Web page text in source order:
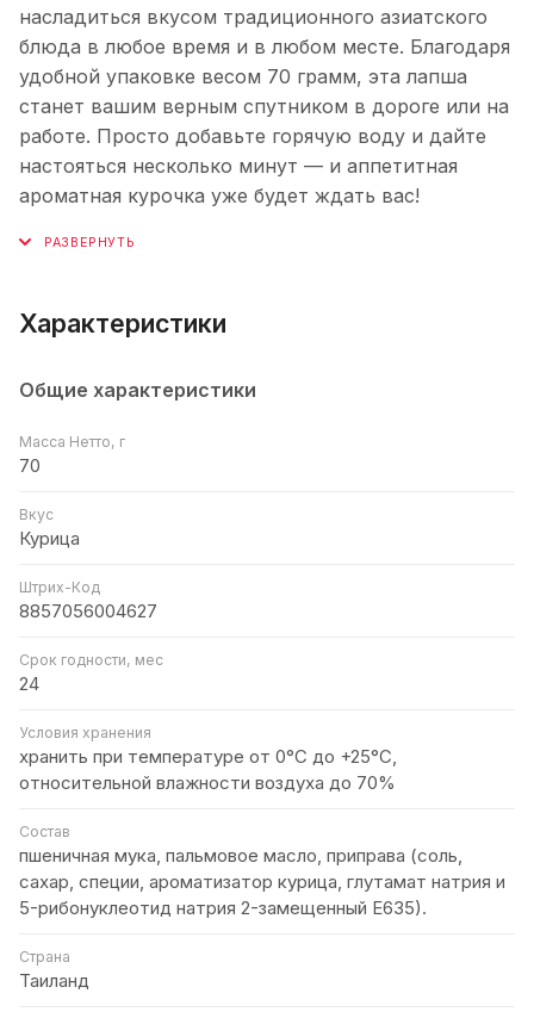
насладиться вкусом традиционного азиатского
блюда в любое время и в любом месте. Благодаря
удобной упаковке весом 70 грамм, эта лапша
станет вашим верным спутником в дороге или на
работе. Просто добавьте горячую воду и дайте
настояться несколько минут — и аппетитная
ароматная курочка уже будет ждать вас!
Характеристики
Общие характеристики
Масса Нетто, г
70
Вкус
Курица
Штрих-Код
8857056004627
Срок годности, мес
24
Условия хранения
хранить при температуре от 0°C до +25°C,
относительной влажности воздуха до 70%
Состав
пшеничная мука, пальмовое масло, приправа (соль,
сахар, специи, ароматизатор курица, глутамат натрия и
5-рибонуклеотид натрия 2-замещенный Е635).
Страна
Таиланд